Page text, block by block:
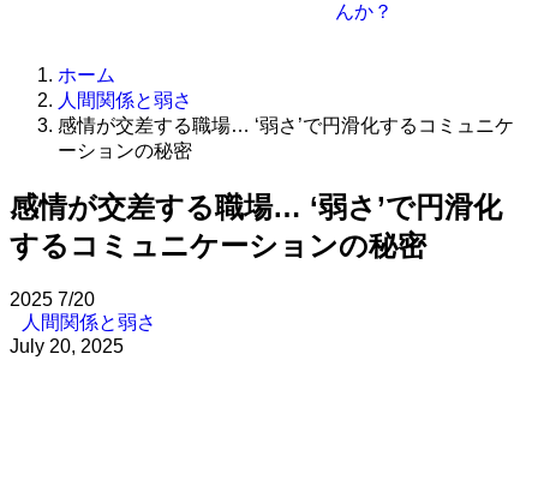
んか？
ホーム
人間関係と弱さ
感情が交差する職場… ‘弱さ’で円滑化するコミュニケ
ーションの秘密
感情が交差する職場… ‘弱さ’で円滑化
するコミュニケーションの秘密
2025 7/20
人間関係と弱さ
July 20, 2025